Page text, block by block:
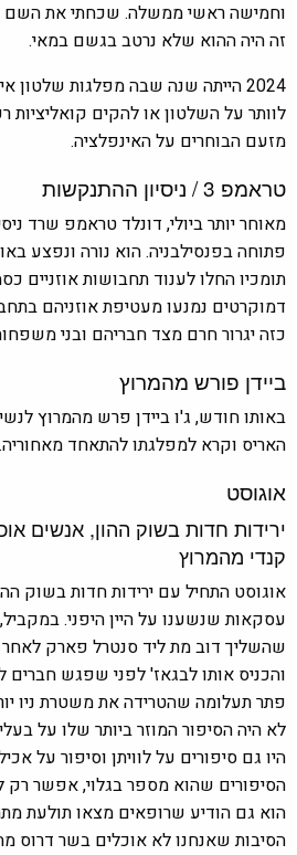
וחמישה ראשי ממשלה. שכחתי את השם
זה היה ההוא שלא נרטב בגשם במאי.
2024 הייתה שנה שבה מפלגות שלטון
לוותר על השלטון או להקים קואליציות
מזעם הבוחרים על האינפלציה.
טראמפ 3 / ניסיון ההתנקשות
מאוחר יותר ביולי, דונלד טראמפ שרד
פתוחה בפנסילבניה. הוא נורה ונפצע
תומכיו החלו לענוד תחבושות אוזניים
דמוקרטים נמנעו מעטיפת אוזניהם
כזה יגרור חרם מצד חבריהם ובני
ביידן פורש מהמרוץ
באותו חודש, ג'ו ביידן פרש מהמרוץ
האריס וקרא למפלגתו להתאחד מאחוריה.
אוגוסט
ירידות חדות בשוק ההון, אנשים
קנדי מהמרוץ
אוגוסט התחיל עם ירידות חדות בשוק
עסקאות שנשענו על היין היפני. במקביל,
שהשליך דוב מת ליד סנטרל פארק
והכניס אותו לבגאז' לפני שפגש חברים
פתר תעלומה שהטרידה את משטרת ניו
לא היה הסיפור המוזר ביותר שלו על בעלי
היו גם סיפורים על לוויתן וסיפור על
הסיפורים שהוא מספר בגלוי, אפשר רק
הוא גם הודיע שרופאים מצאו תולעת
הסיבות שאנחנו לא אוכלים בשר דרוס